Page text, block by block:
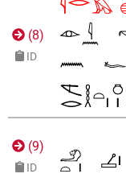
(8)
ID
(9)
ID